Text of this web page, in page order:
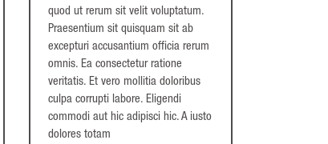
quod ut rerum sit velit voluptatum.
Praesentium sit quisquam sit ab
excepturi accusantium officia rerum
omnis. Ea consectetur ratione
veritatis. Et vero mollitia doloribus
culpa corrupti labore. Eligendi
commodi aut hic adipisci hic. A iusto
dolores totam